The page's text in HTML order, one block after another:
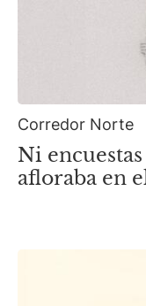
Corredor Norte
Ni
afloraba en